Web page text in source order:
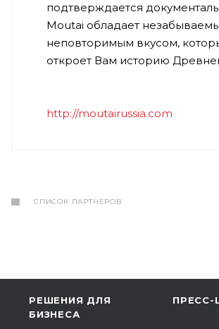
подтверждается
Moutai обладает
неповторимым вкусом,
откроет Вам историю
http://moutairussia.com
СПИСОК ПАРТНЕРОВ
РЕШЕНИЯ ДЛЯ
БИЗНЕСА
ПРЕСС-